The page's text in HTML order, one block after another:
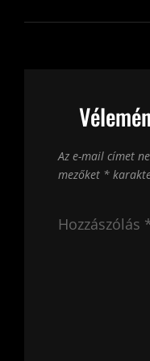
Az e-mail címet
mezőket *
Hozzászólás